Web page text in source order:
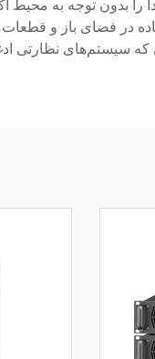
بدون توجه به محیط
در فضای باز و قطعات
که سیستم‌های نظارتی